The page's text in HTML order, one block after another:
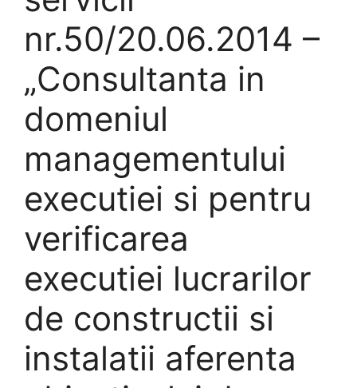
nr.50/20.06.2014 –
„Consultanta in
domeniul
managementului
executiei si pentru
verificarea
executiei lucrarilor
de constructii si
instalatii aferenta